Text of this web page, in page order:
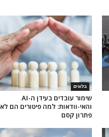
בלוגים
שימור עובדים בעידן ה-AI
והאי-וודאות: למה פיטורים הם לא
פתרון קסם